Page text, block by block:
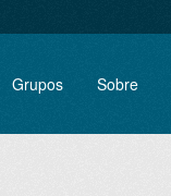
Grupos Sobre